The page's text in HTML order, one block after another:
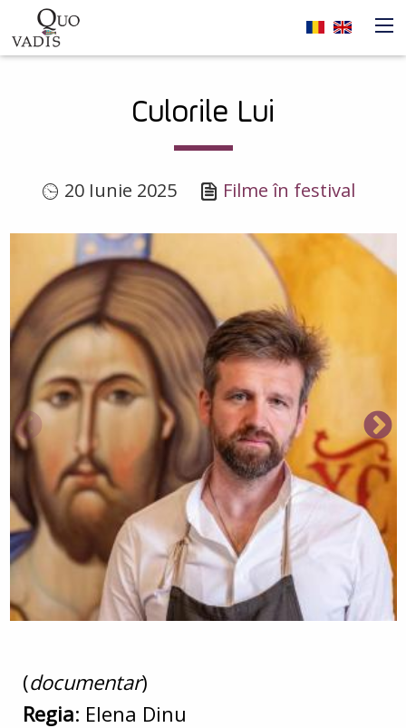
Sari la conținutul principal
Navigare
Culorile Lui
20 Iunie 2025 Filme în festival
(documentar)
Regia: Elena Dinu